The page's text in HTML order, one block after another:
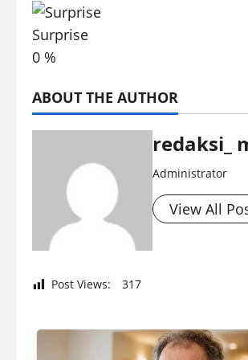
Surprise
0 %
ABOUT THE AUTHOR
redaksi_
Administrator
View All
Post Views: 317